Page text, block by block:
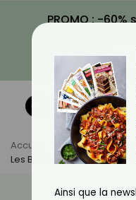
PROMO : -
Accueil Actus
Minceur
Les Bounty Sont-Ils
Ainsi que la